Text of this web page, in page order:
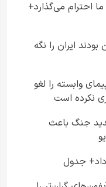
ما احترام می‌گذارد+
ایران را نگه
وابسته را لغو
نکرده است
جنگ باعث